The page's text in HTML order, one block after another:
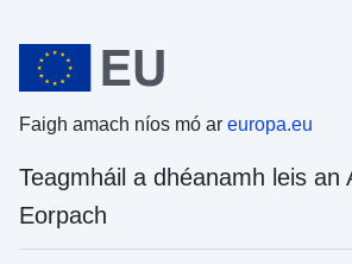
Faigh amach níos mó ar europa.eu
Teagmháil a dhéanamh leis an
Eorpach